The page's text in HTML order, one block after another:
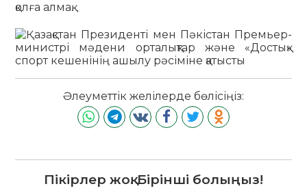
қолға алмақ.
Әлеуметтік желілерде бөлісіңіз:
Пікірлер жоқ. Бірінші болыңыз!